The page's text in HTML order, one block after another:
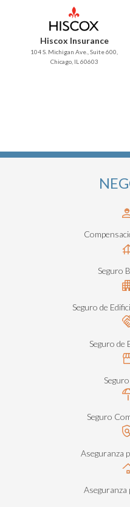
Hiscox Insurance
104 S. Michigan Ave., Suite 600,
Chicago, IL 60603
Seguro
Seguro de
Seguro de
Seguro
Aseguranza
Aseguranza